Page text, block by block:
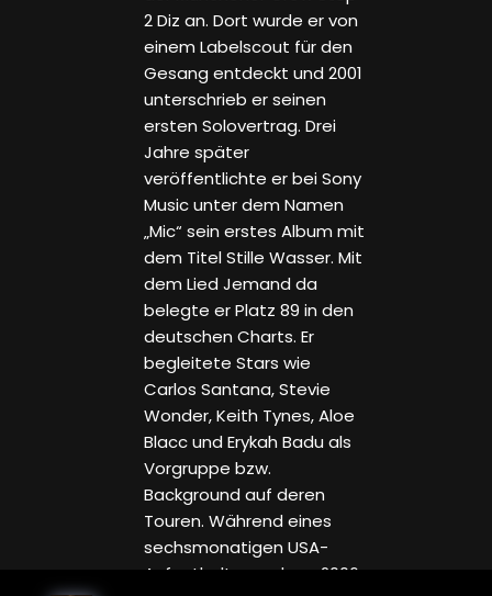
2 Diz an. Dort wurde er von
einem Labelscout für den
Gesang entdeckt und 2001
unterschrieb er seinen
ersten Solovertrag. Drei
Jahre später
veröffentlichte er bei Sony
Music unter dem Namen
„Mic“ sein erstes Album mit
dem Titel Stille Wasser. Mit
dem Lied Jemand da
belegte er Platz 89 in den
deutschen Charts. Er
begleitete Stars wie
Carlos Santana, Stevie
Wonder, Keith Tynes, Aloe
Blacc und Erykah Badu als
Vorgruppe bzw.
Background auf deren
Touren. Während eines
sechsmonatigen USA-
Aufenthalts wurde er 2006